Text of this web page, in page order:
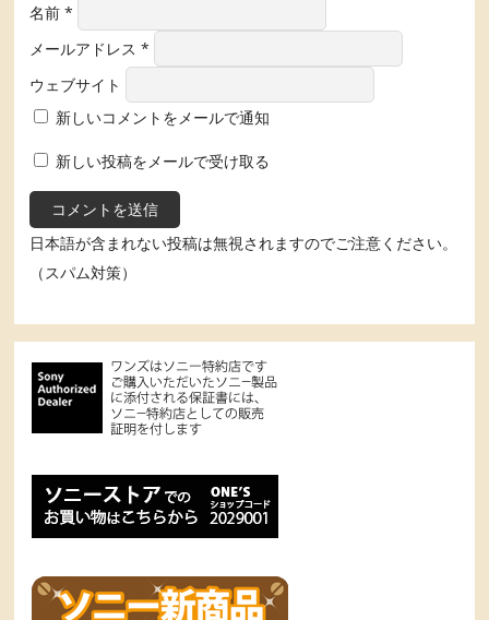
名前*
メールアドレス*
ウェブサイト
新しいコメントをメールで通知
新しい投稿をメールで受け取る
日本語が含まれない投稿は無視されますのでご注意ください。
（スパム対策）